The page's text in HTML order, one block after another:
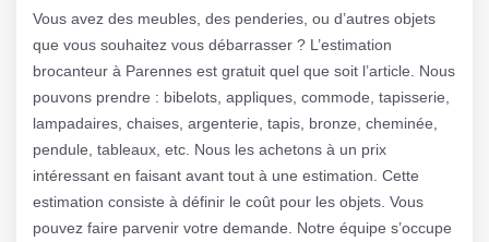
Vous avez des meubles, des penderies, ou d’autres objets
que vous souhaitez vous débarrasser ? L’estimation
brocanteur à Parennes est gratuit quel que soit l’article. Nous
pouvons prendre : bibelots, appliques, commode, tapisserie,
lampadaires, chaises, argenterie, tapis, bronze, cheminée,
pendule, tableaux, etc. Nous les achetons à un prix
intéressant en faisant avant tout à une estimation. Cette
estimation consiste à définir le coût pour les objets. Vous
pouvez faire parvenir votre demande. Notre équipe s’occupe